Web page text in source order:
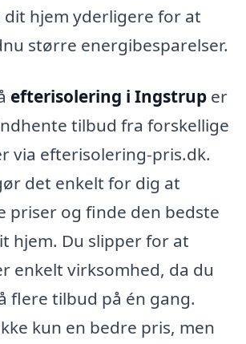
hjem yderligere for at
større energibesparelser.
efterisolering i Ingstrup er
tilbud fra forskellige
via efterisolering-pris.dk.
det enkelt for dig at
priser og finde den bedste
hjem. Du slipper for at
enkelt virksomhed, da du
flere tilbud på én gang.
kun en bedre pris, men